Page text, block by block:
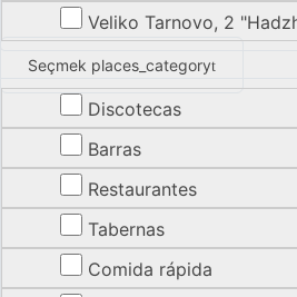
Veliko Tarnovo, 2
Seçmek places_category
Discotecas
Barras
Restaurantes
Tabernas
Comida rápida